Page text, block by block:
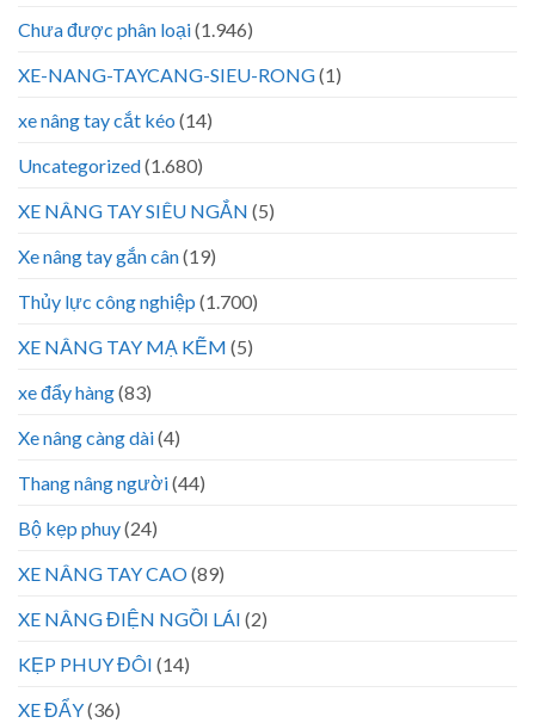
Chưa được phân loại(1.946)
XE-NANG-TAYCANG-SIEU-RONG(1)
xe nâng tay cắt kéo (14)
Uncategorized(1.680)
XE NÂNG TAY SIÊU NGẮN (5)
Xe nâng tay gắn cân(19)
Thủy lực công nghiệp (1.700)
XE NÂNG TAY MẠ KẼM (5)
xe đẩy hàng(83)
Xe nâng càng dài(4)
Thang nâng người(44)
Bộ kẹp phuy(24)
XE NÂNG TAY CAO(89)
XE NÂNG ĐIỆN NGỒI LÁI (2)
KẸP PHUY ĐÔI (14)
XE ĐẨY(36)